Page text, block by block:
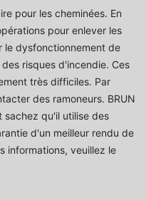
pour les cheminées. En
pour enlever les
le dysfonctionnement de
risques d'incendie. Ces
très difficiles. Par
des ramoneurs. BRUN
sachez qu'il utilise des
d'un meilleur rendu de
informations, veuillez le